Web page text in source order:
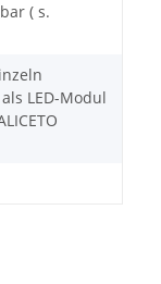
( s.
LED-Modul